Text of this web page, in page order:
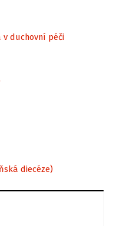
duchovní péči
diecéze)